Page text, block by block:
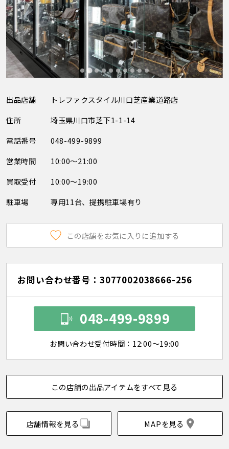
出品店舗
トレファクスタイル川口芝産業道路店
住所
埼玉県川口市芝下1-1-14
電話番号
048-499-9899
営業時間
10:00～21:00
買取受付
10:00～19:00
駐車場
専用11台、提携駐車場有り
この店舗をお気に入りに追加する
お問い合わせ番号：3077002038666-256
048-499-9899
お問い合わせ受付時間：12:00～19:00
この店舗の出品アイテムをすべて見る
店舗情報を見る MAPを見る